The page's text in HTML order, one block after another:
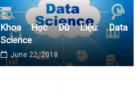
Khoa Học Dữ Liệu: Data
Science
June 22, 2018